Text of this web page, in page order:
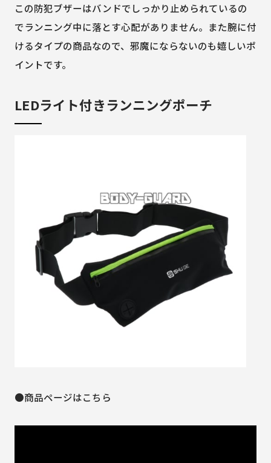
この防犯ブザーはバンドでしっかり止められているの
でランニング中に落とす心配がありません。また腕に付
けるタイプの商品なので、邪魔にならないのも嬉しいポ
イントです。
LEDライト付きランニングポーチ
●商品ページはこちら